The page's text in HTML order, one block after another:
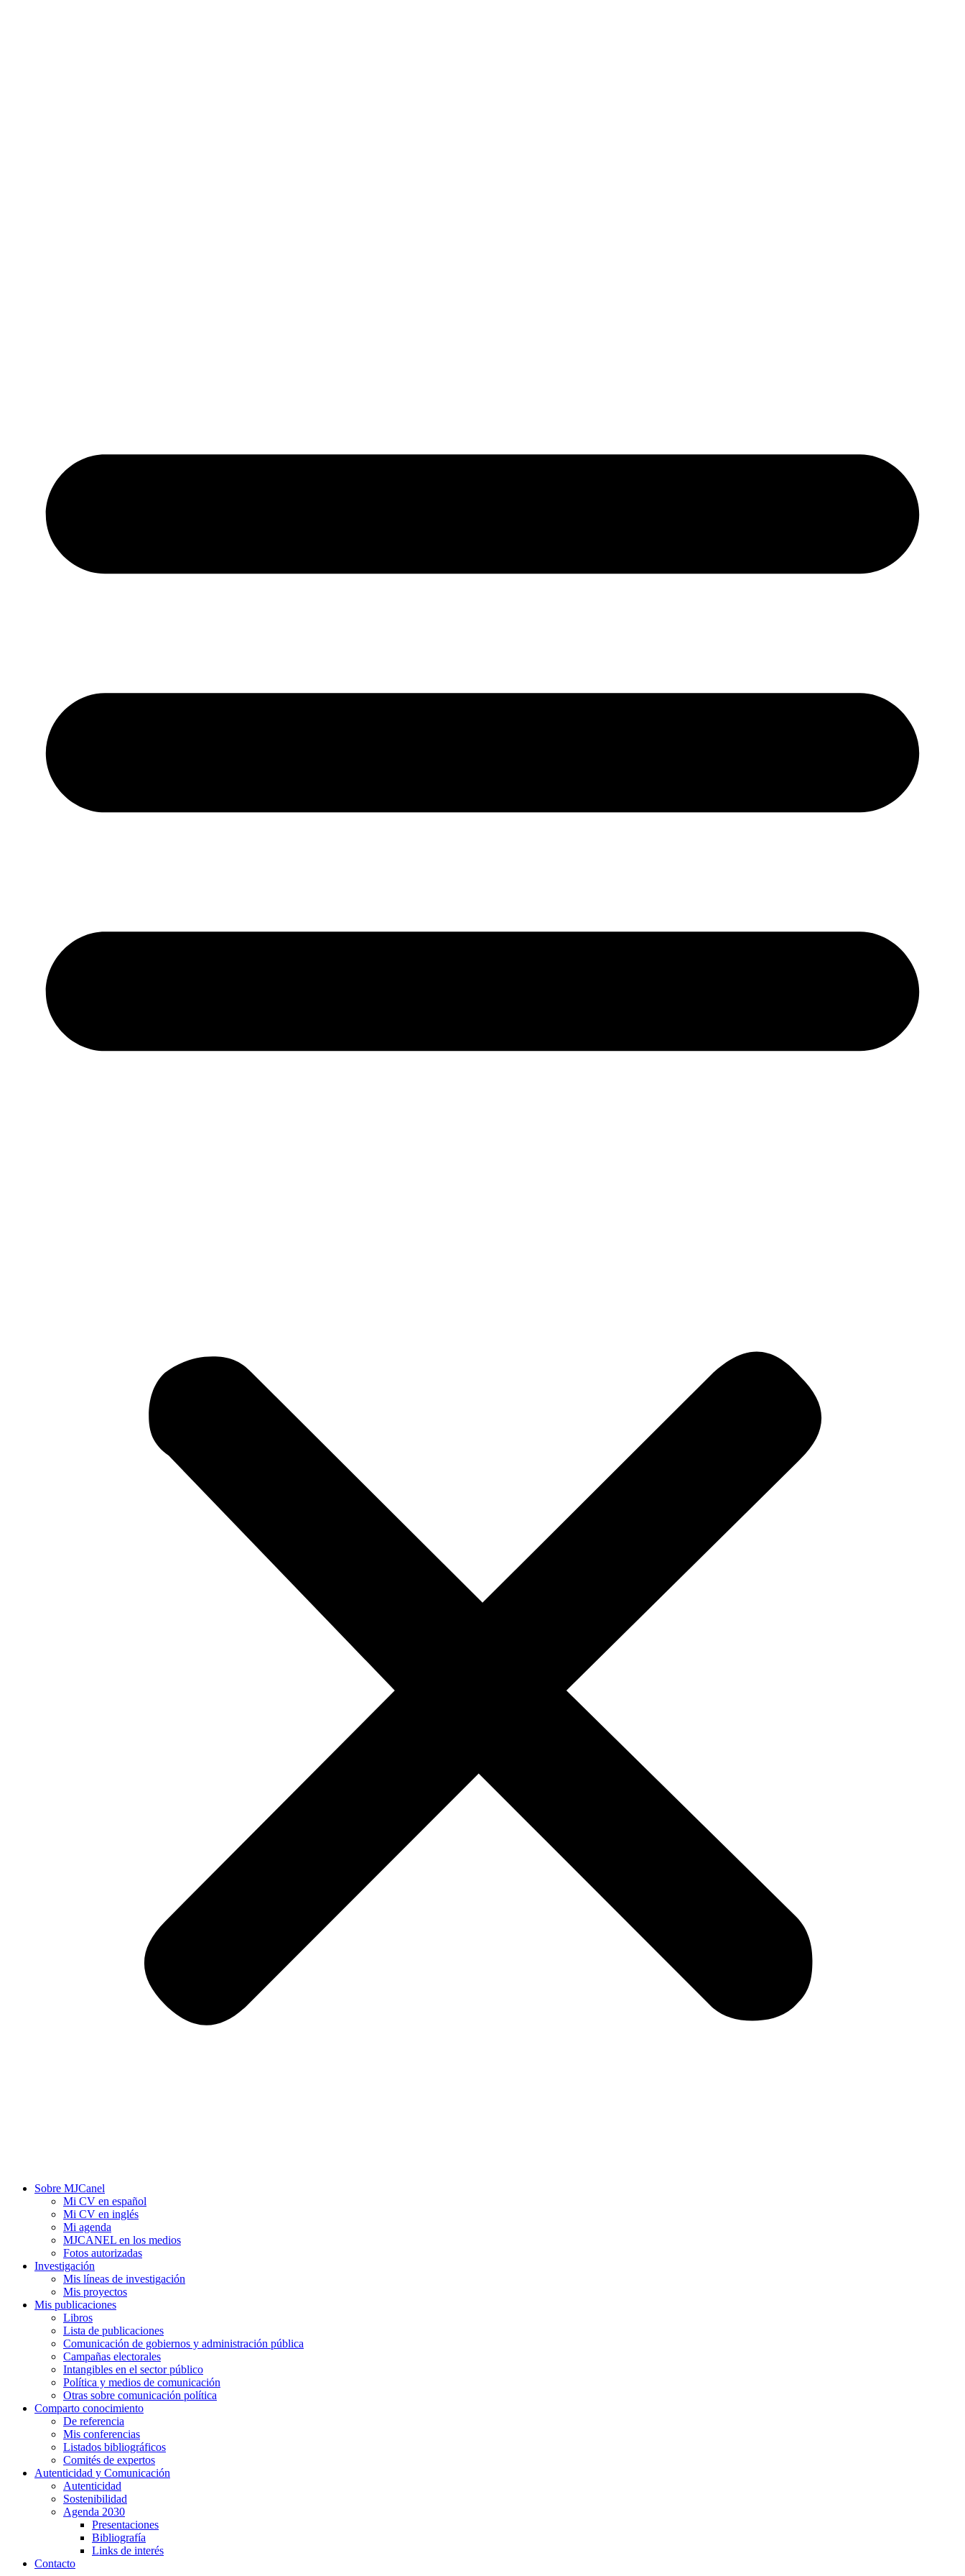
Sobre MJCanel
Mi CV en español
Mi CV en inglés
Mi agenda
MJCANEL en los medios
Fotos autorizadas
Investigación
Mis líneas de investigación
Mis proyectos
Mis publicaciones
Libros
Lista de publicaciones
Comunicación de gobiernos y administración pública
Campañas electorales
Intangibles en el sector público
Política y medios de comunicación
Otras sobre comunicación política
Comparto conocimiento
De referencia
Mis conferencias
Listados bibliográficos
Comités de expertos
Autenticidad y Comunicación
Autenticidad
Sostenibilidad
Agenda 2030
Presentaciones
Bibliografía
Links de interés
Contacto